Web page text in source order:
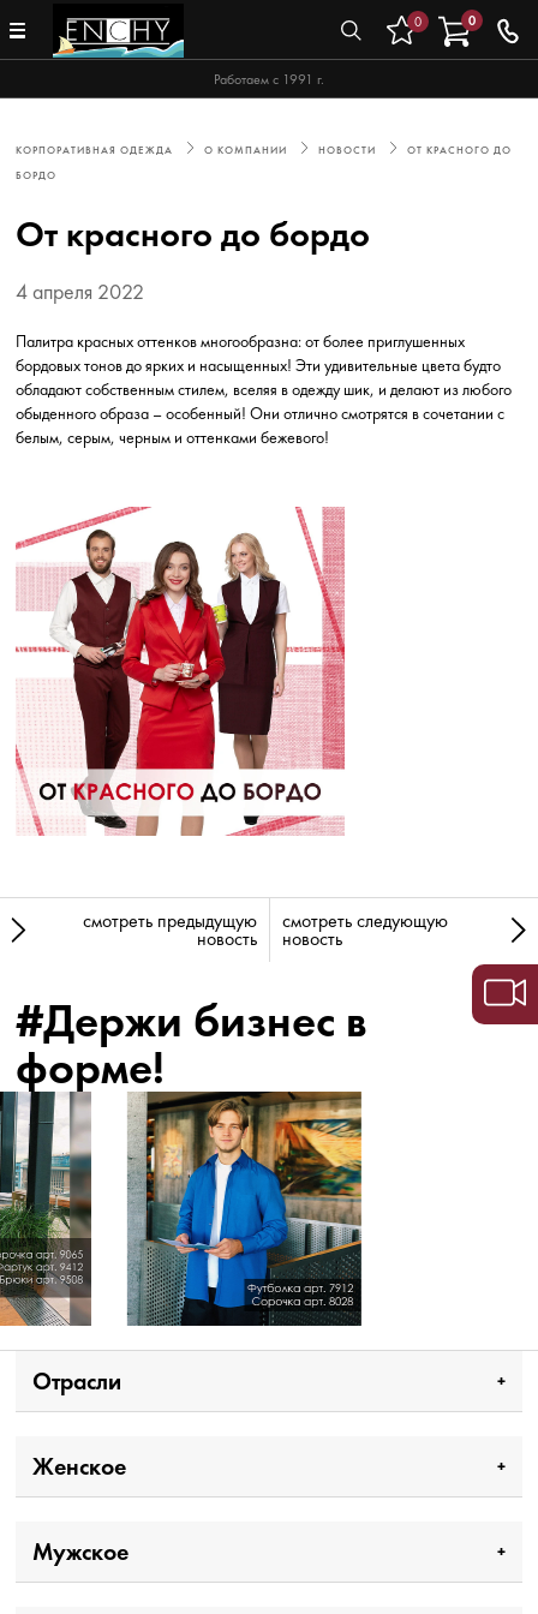
Работаем с 1991 г.
0 0
КОРПОРАТИВНАЯ ОДЕЖДА О КОМПАНИИ НОВОСТИ
ОТ КРАСНОГО ДО
БОРДО
От красного до бордо
4 апреля 2022
Палитра красных оттенков многообразна: от более приглушенных
бордовых тонов до ярких и насыщенных! Эти удивительные цвета будто
обладают собственным стилем, вселяя в одежду шик, и делают из любого
обыденного образа – особенный! Они отлично смотрятся в сочетании с
белым, серым, черным и оттенками бежевого!
смотреть предыдущую
новость
смотреть следующую
новость
#Держи бизнес в
форме!
Отрасли
Женское
Мужское